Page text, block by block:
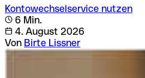
Kontowechselservice nutzen
6 Min.
4. August 2026
Von Birte Lissner